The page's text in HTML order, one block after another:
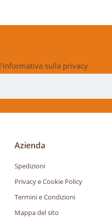
sulla privacy
Azienda
Spedizioni
Privacy e Cookie Policy
Termini e Condizioni
Mappa del sito